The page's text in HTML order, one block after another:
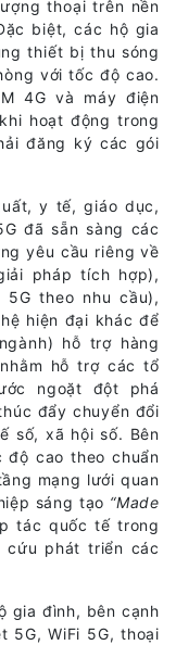
thoại trên nền
biệt, các hộ gia
thiết bị thu sóng
với tốc độ cao.
4G và máy điện
hoạt động trong
đăng ký các gói
y tế, giáo dục,
đã sẵn sàng các
yêu cầu riêng về
pháp tích hợp),
theo nhu cầu),
hiện đại khác để
hỗ trợ hàng
hỗ trợ các tổ
ngoặt đột phá
đẩy chuyển đổi
số, xã hội số. Bên
độ cao theo chuẩn
mạng lưới quan
sáng tạo “Made
tác quốc tế trong
cứu phát triển các
gia đình, bên cạnh
5G, WiFi 5G, thoại